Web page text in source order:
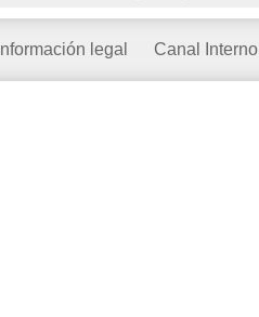
Información legal Canal